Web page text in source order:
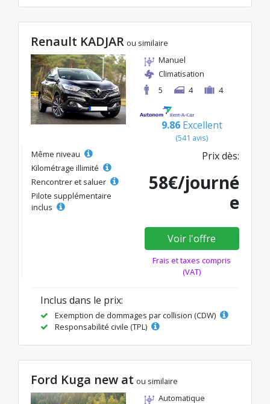
Renault KADJAR ou similaire
Manuel
Climatisation
5
4 4
9.86 Excellent
(541 avis)
Même niveau
Kilométrage illimité
Rencontrer et saluer
Pilote supplémentaire
inclus
Prix dès:
58€/journé
e
Voir l'offre
Frais et taxes compris
(VAT)
Inclus dans le prix:
Exemption de dommages par collision (CDW)
Responsabilité civile (TPL)
Ford Kuga new at ou similaire
Automatique